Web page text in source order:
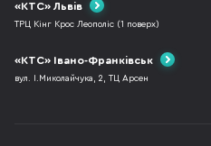
«КТС» Львів
ТРЦ Кінг Крос Леополіс (1 поверх)
«КТС» Івано-Франківськ
вул. І.Миколайчука, 2, ТЦ Арсен